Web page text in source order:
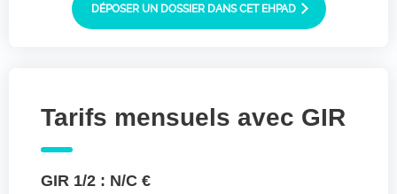
Déposer les
Sélectionnez
confidentialite/)
DÉPOSER UN DOSSIER DANS CET EHPAD
Tarifs mensuels avec GIR
GIR 1/2 : N/C €